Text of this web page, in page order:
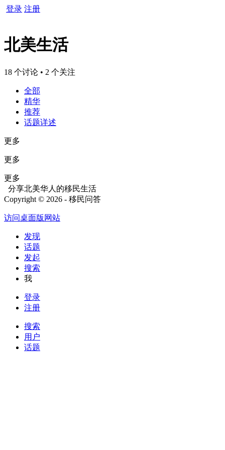
登录 注册
北美生活
18 个讨论 • 2 个关注
全部
精华
推荐
话题详述
更多
更多
更多
分享北美华人的移民生活
Copyright © 2026 - 移民问答
访问桌面版网站
发现
话题
发起
搜索
我
登录
注册
搜索
用户
话题